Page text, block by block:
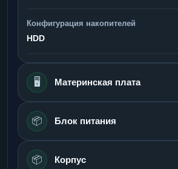
Конфигурация накопителей
HDD
🖥️ Материнская плата
📦 Блок питания
📦 Корпус